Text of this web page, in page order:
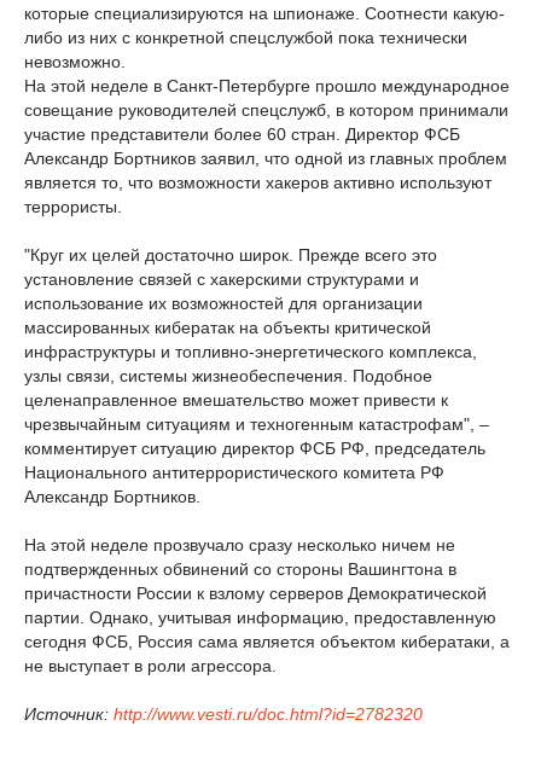
которые специализируются на шпионаже. Соотнести какую-
либо из них с конкретной спецслужбой пока технически
невозможно.
На этой неделе в Санкт-Петербурге прошло международное
совещание руководителей спецслужб, в котором принимали
участие представители более 60 стран. Директор ФСБ
Александр Бортников заявил, что одной из главных проблем
является то, что возможности хакеров активно используют
террористы.
"Круг их целей достаточно широк. Прежде всего это
установление связей с хакерскими структурами и
использование их возможностей для организации
массированных кибератак на объекты критической
инфраструктуры и топливно-энергетического комплекса,
узлы связи, системы жизнеобеспечения. Подобное
целенаправленное вмешательство может привести к
чрезвычайным ситуациям и техногенным катастрофам", –
комментирует ситуацию директор ФСБ РФ, председатель
Национального антитеррористического комитета РФ
Александр Бортников.
На этой неделе прозвучало сразу несколько ничем не
подтвержденных обвинений со стороны Вашингтона в
причастности России к взлому серверов Демократической
партии. Однако, учитывая информацию, предоставленную
сегодня ФСБ, Россия сама является объектом кибератаки, а
не выступает в роли агрессора.
Источник: http://www.vesti.ru/doc.html?id=2782320